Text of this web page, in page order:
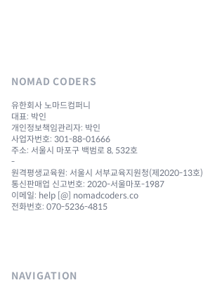
NOMAD CODERS
유한회사 노마드컴퍼니
대표: 박인
개인정보책임관리자: 박인
사업자번호: 301-88-01666
주소: 서울시 마포구 백범로 8, 532호
-
원격평생교육원: 서울시 서부교육지원청(제2020-13호)
통신판매업 신고번호: 2020-서울마포-1987
이메일: help [@] nomadcoders.co
전화번호: 070-5236-4815
NAVIGATION